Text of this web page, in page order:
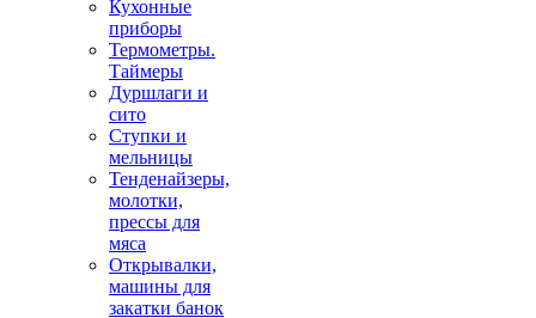
Кухонные
приборы
Термометры.
Таймеры
Дуршлаги и
сито
Ступки и
мельницы
Тенденайзеры,
молотки,
прессы для
мяса
Открывалки,
машины для
закатки банок